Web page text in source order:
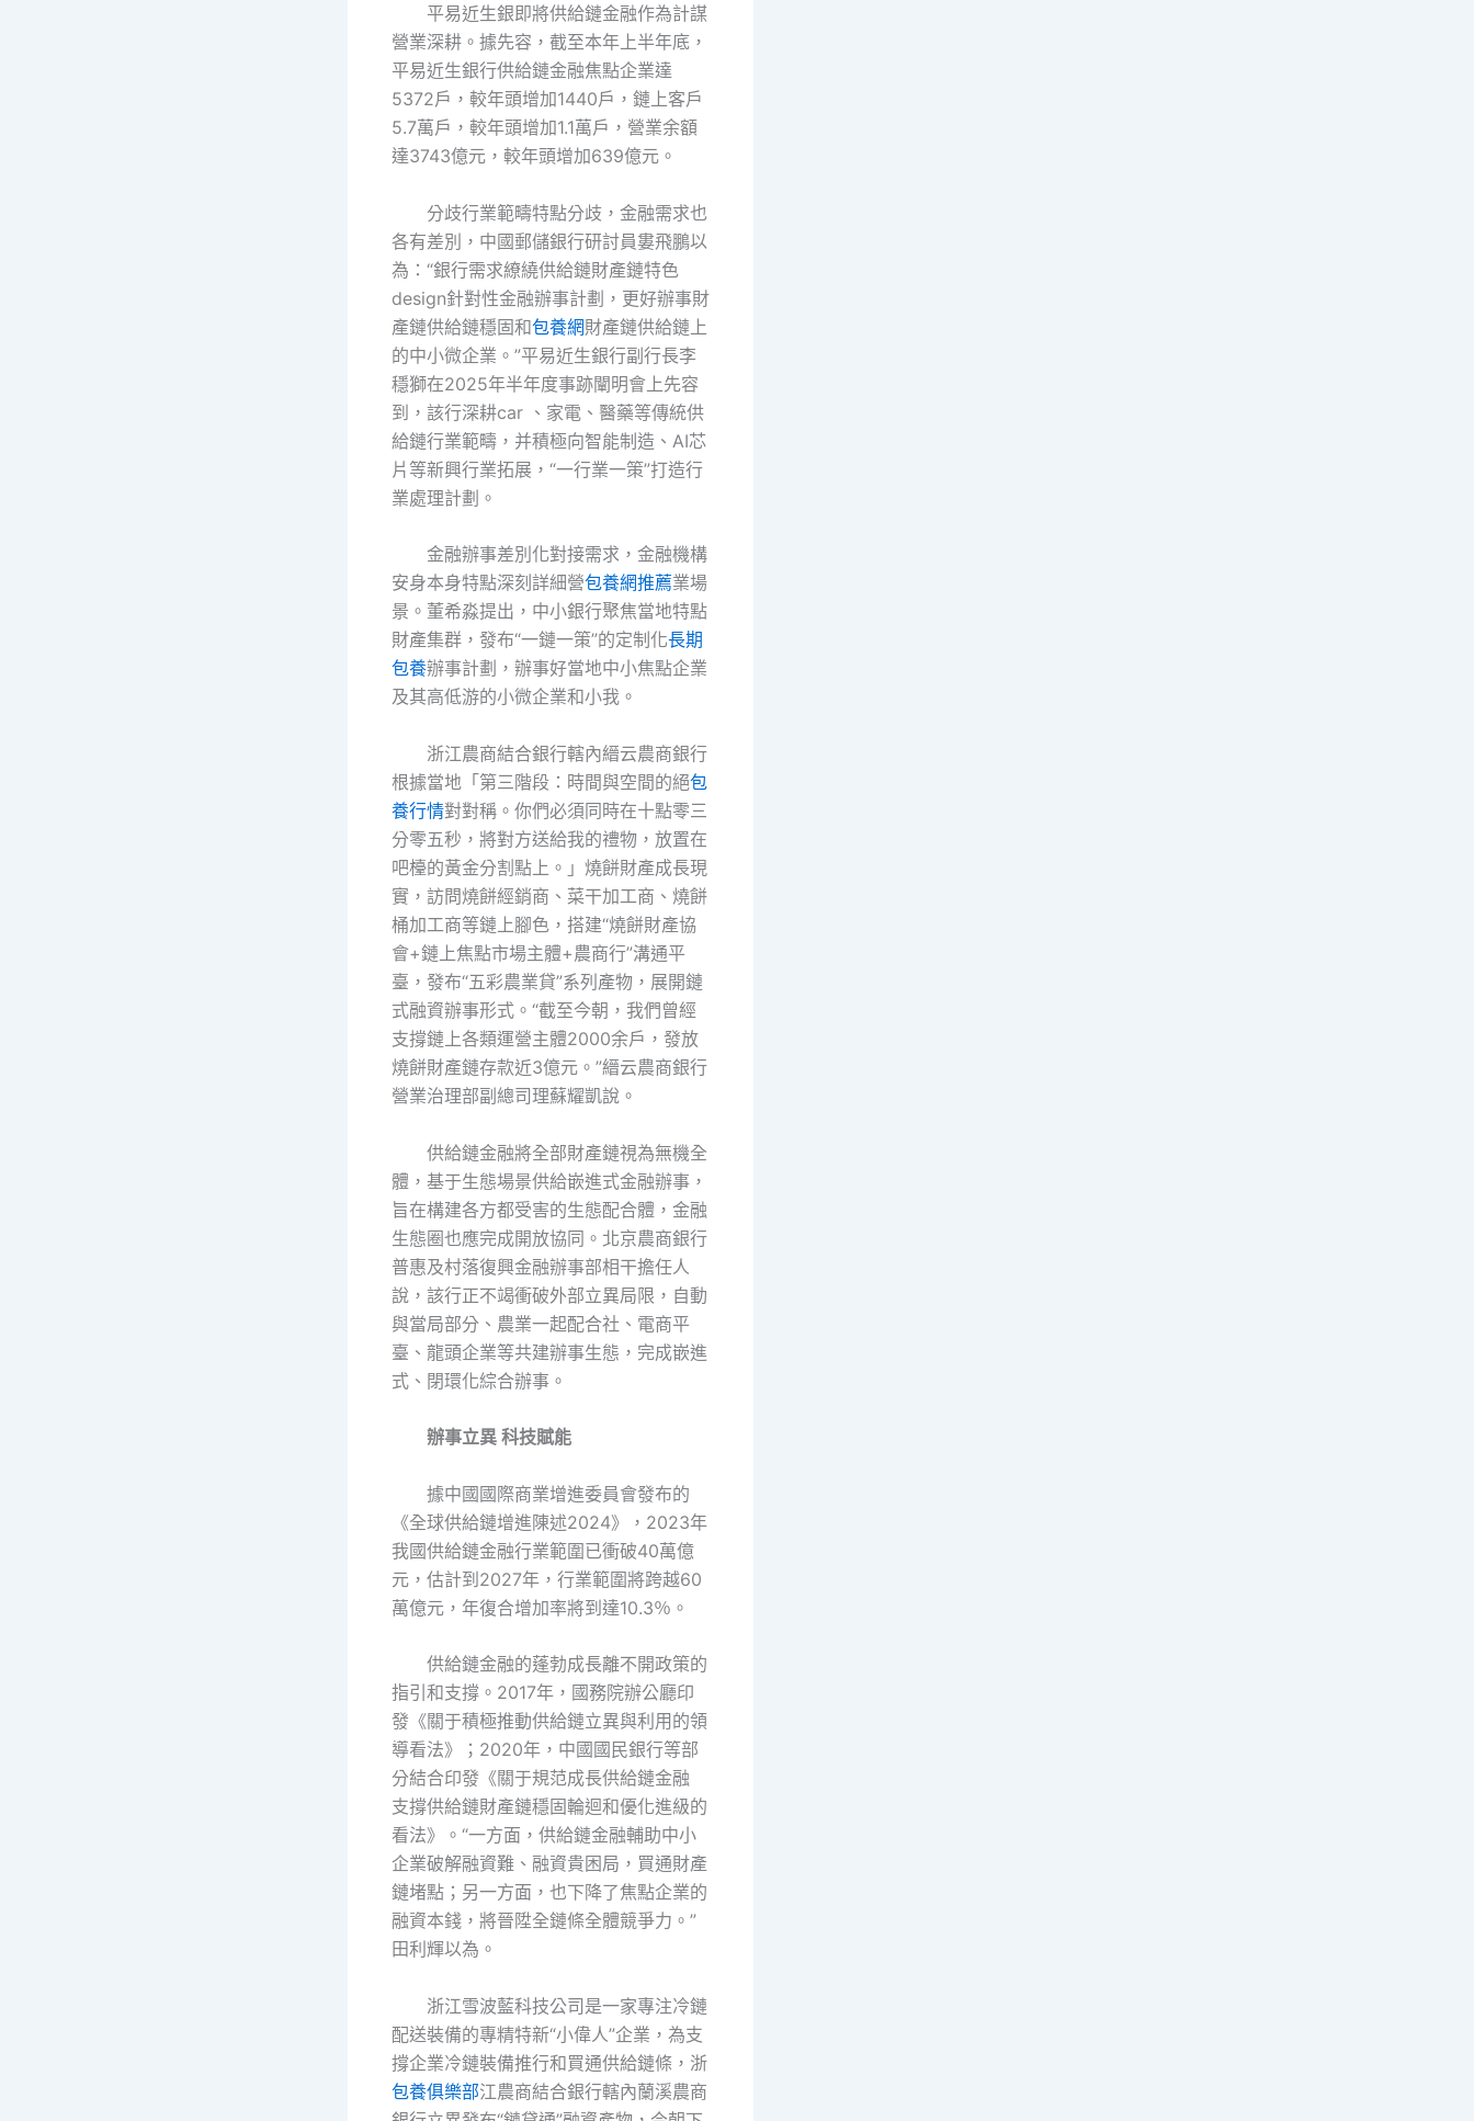
平易近生銀即將供給鏈金融作為計謀
營業深耕。據先容，截至本年上半年底，
平易近生銀行供給鏈金融焦點企業達
5372戶，較年頭增加1440戶，鏈上客戶
5.7萬戶，較年頭增加1.1萬戶，營業余額
達3743億元，較年頭增加639億元。
分歧行業範疇特點分歧，金融需求也
各有差別，中國郵儲銀行研討員婁飛鵬以
為：“銀行需求繚繞供給鏈財產鏈特色
design針對性金融辦事計劃，更好辦事財
產鏈供給鏈穩固和包養網財產鏈供給鏈上
的中小微企業。”平易近生銀行副行長李
穩獅在2025年半年度事跡闡明會上先容
到，該行深耕car 、家電、醫藥等傳統供
給鏈行業範疇，并積極向智能制造、AI芯
片等新興行業拓展，“一行業一策”打造行
業處理計劃。
金融辦事差別化對接需求，金融機構
安身本身特點深刻詳細營包養網推薦業場
景。董希淼提出，中小銀行聚焦當地特點
財產集群，發布“一鏈一策”的定制化長期
包養辦事計劃，辦事好當地中小焦點企業
及其高低游的小微企業和小我。
浙江農商結合銀行轄內縉云農商銀行
根據當地「第三階段：時間與空間的絕包
養行情對對稱。你們必須同時在十點零三
分零五秒，將對方送給我的禮物，放置在
吧檯的黃金分割點上。」燒餅財產成長現
實，訪問燒餅經銷商、菜干加工商、燒餅
桶加工商等鏈上腳色，搭建“燒餅財產協
會+鏈上焦點市場主體+農商行”溝通平
臺，發布“五彩農業貸”系列產物，展開鏈
式融資辦事形式。“截至今朝，我們曾經
支撐鏈上各類運營主體2000余戶，發放
燒餅財產鏈存款近3億元。”縉云農商銀行
營業治理部副總司理蘇耀凱說。
供給鏈金融將全部財產鏈視為無機全
體，基于生態場景供給嵌進式金融辦事，
旨在構建各方都受害的生態配合體，金融
生態圈也應完成開放協同。北京農商銀行
普惠及村落復興金融辦事部相干擔任人
說，該行正不竭衝破外部立異局限，自動
與當局部分、農業一起配合社、電商平
臺、龍頭企業等共建辦事生態，完成嵌進
式、閉環化綜合辦事。
辦事立異 科技賦能
據中國國際商業增進委員會發布的
《全球供給鏈增進陳述2024》，2023年
我國供給鏈金融行業範圍已衝破40萬億
元，估計到2027年，行業範圍將跨越60
萬億元，年復合增加率將到達10.3％。
供給鏈金融的蓬勃成長離不開政策的
指引和支撐。2017年，國務院辦公廳印
發《關于積極推動供給鏈立異與利用的領
導看法》；2020年，中國國民銀行等部
分結合印發《關于規范成長供給鏈金融
支撐供給鏈財產鏈穩固輪迴和優化進級的
看法》。“一方面，供給鏈金融輔助中小
企業破解融資難、融資貴困局，買通財產
鏈堵點；另一方面，也下降了焦點企業的
融資本錢，將晉陞全鏈條全體競爭力。”
田利輝以為。
浙江雪波藍科技公司是一家專注冷鏈
配送裝備的專精特新“小偉人”企業，為支
撐企業冷鏈裝備推行和買通供給鏈條，浙
包養俱樂部江農商結合銀行轄內蘭溪農商